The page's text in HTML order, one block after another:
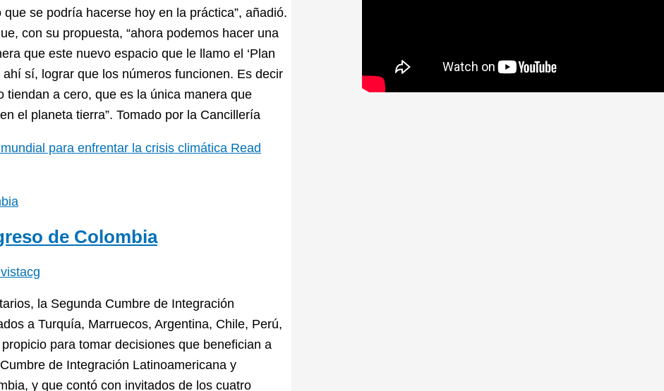
se podría hacerse hoy en la práctica”, añadió.
con su propuesta, “ahora podemos hacer una
que este nuevo espacio que le llamo el ‘Plan
sí, lograr que los números funcionen. Es decir
a cero, que es la única manera que
el planeta tierra”. Tomado por la Cancillería
para enfrentar la crisis climática Read
de Colombia
la Segunda Cumbre de Integración
a Turquía, Marruecos, Argentina, Chile, Perú,
para tomar decisiones que benefician a
de Integración Latinoamericana y
y que contó con invitados de los cuatro